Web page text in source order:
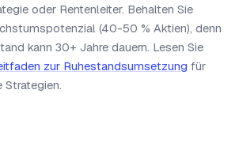
oder Rentenleiter. Behalten Sie
(40-50 % Aktien), denn
kann 30+ Jahre dauern. Lesen Sie
zur Ruhestandsumsetzung für